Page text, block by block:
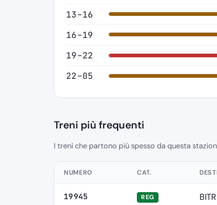
13–16
16–19
19–22
22–05
Treni più frequenti
I treni che partono più spesso da questa
NUMERO CAT.
19945 REG